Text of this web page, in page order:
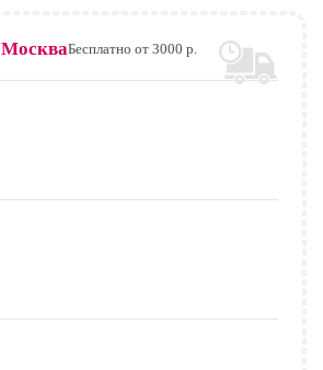
МоскваБесплатно от 3000 р.